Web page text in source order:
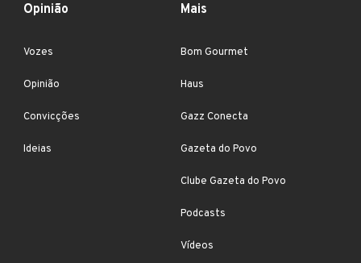
Opinião
Vozes
Opinião
Convicções
Ideias
Mais
Bom Gourmet
Haus
Gazz Conecta
Gazeta do Povo
Clube Gazeta do Povo
Podcasts
Vídeos